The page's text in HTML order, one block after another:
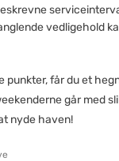
vedligehold
punkter, får du et
går med
nyde haven!